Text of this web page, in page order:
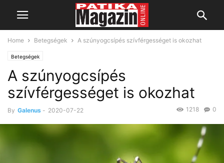
Home Betegségek A szúnyogcsípés szívférgességet is okozhat
Betegségek
A szúnyogcsípés
szívférgességet is okozhat
By Galenus - 2020-07-22 0
1218